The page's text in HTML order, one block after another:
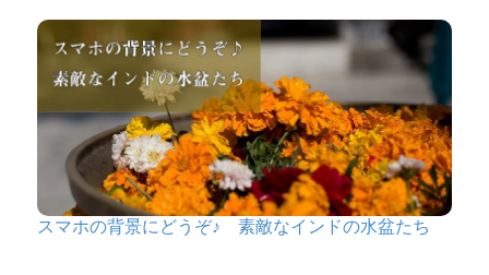
スマホの背景にどうぞ♪ 素敵なインドの水盆たち